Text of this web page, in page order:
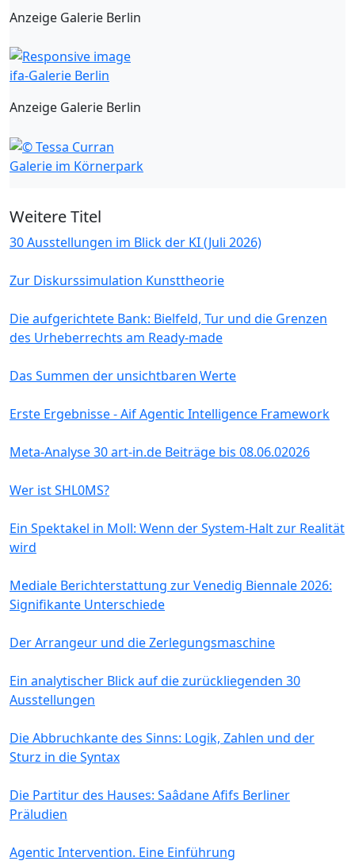
Anzeige Galerie Berlin
ifa-Galerie Berlin
Anzeige Galerie Berlin
Galerie im Körnerpark
Weitere Titel
30 Ausstellungen im Blick der KI (Juli 2026)
Zur Diskurssimulation Kunsttheorie
Die aufgerichtete Bank: Bielfeld, Tur und die Grenzen
des Urheberrechts am Ready-made
Das Summen der unsichtbaren Werte
Erste Ergebnisse - Aif Agentic Intelligence Framework
Meta-Analyse 30 art-in.de Beiträge bis 08.06.02026
Wer ist SHL0MS?
Ein Spektakel in Moll: Wenn der System-Halt zur Realität
wird
Mediale Berichterstattung zur Venedig Biennale 2026:
Signifikante Unterschiede
Der Arrangeur und die Zerlegungsmaschine
Ein analytischer Blick auf die zurückliegenden 30
Ausstellungen
Die Abbruchkante des Sinns: Logik, Zahlen und der
Sturz in die Syntax
Die Partitur des Hauses: Saâdane Afifs Berliner
Präludien
Agentic Intervention. Eine Einführung